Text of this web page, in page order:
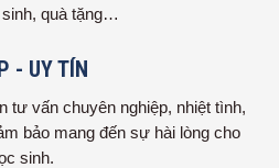
quà tặng…
- UY TÍN
tư vấn chuyên nghiệp, nhiệt tình,
bảo mang đến sự hài lòng cho
sinh.